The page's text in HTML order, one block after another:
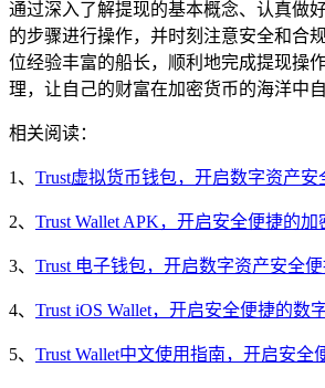
通过深入了解提现的基本概念、认真做
的步骤进行操作，并时刻注意安全和合
位经验丰富的船长，顺利地完成提现操
理，让自己的财富在加密货币的海洋中自
相关阅读：
1、 Trust虚拟货币钱包，开启数字资产
2、 Trust Wallet APK，开启安全便捷的
3、 Trust 电子钱包，开启数字资产安全
4、 Trust iOS Wallet，开启安全便捷的数
5、 Trust Wallet中文使用指南，开启安全